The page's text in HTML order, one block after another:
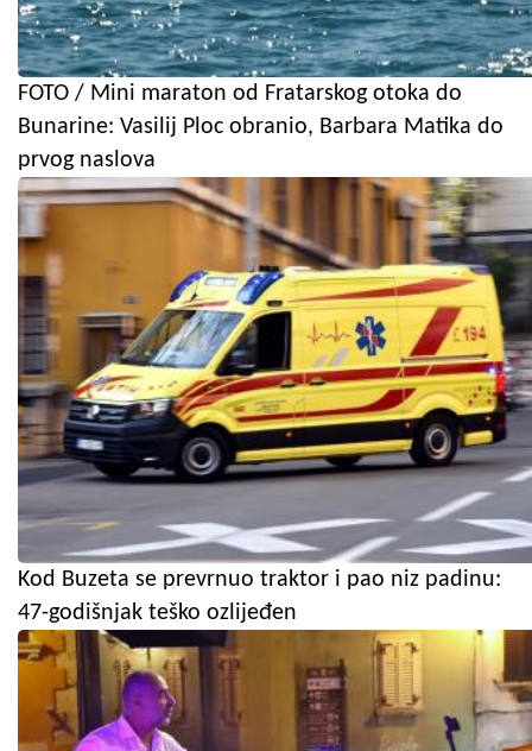
FOTO / Mini maraton od Fratarskog otoka do
Bunarine: Vasilij Ploc obranio, Barbara Matika do
prvog naslova
Kod Buzeta se prevrnuo traktor i pao niz padinu:
47-godišnjak teško ozlijeđen